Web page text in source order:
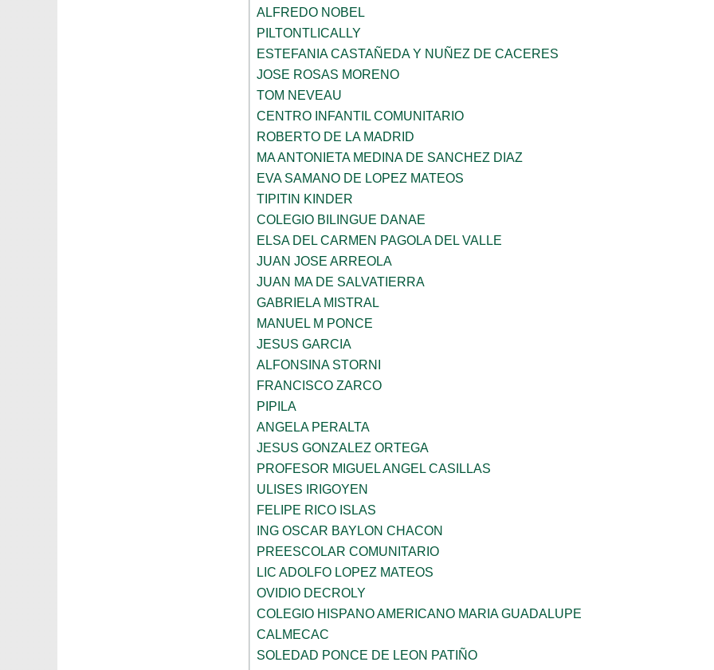
ALFREDO NOBEL
PILTONTLICALLY
ESTEFANIA CASTAÑEDA Y NUÑEZ DE CACERES
JOSE ROSAS MORENO
TOM NEVEAU
CENTRO INFANTIL COMUNITARIO
ROBERTO DE LA MADRID
MA ANTONIETA MEDINA DE SANCHEZ DIAZ
EVA SAMANO DE LOPEZ MATEOS
TIPITIN KINDER
COLEGIO BILINGUE DANAE
ELSA DEL CARMEN PAGOLA DEL VALLE
JUAN JOSE ARREOLA
JUAN MA DE SALVATIERRA
GABRIELA MISTRAL
MANUEL M PONCE
JESUS GARCIA
ALFONSINA STORNI
FRANCISCO ZARCO
PIPILA
ANGELA PERALTA
JESUS GONZALEZ ORTEGA
PROFESOR MIGUEL ANGEL CASILLAS
ULISES IRIGOYEN
FELIPE RICO ISLAS
ING OSCAR BAYLON CHACON
PREESCOLAR COMUNITARIO
LIC ADOLFO LOPEZ MATEOS
OVIDIO DECROLY
COLEGIO HISPANO AMERICANO MARIA GUADALUPE
CALMECAC
SOLEDAD PONCE DE LEON PATIÑO